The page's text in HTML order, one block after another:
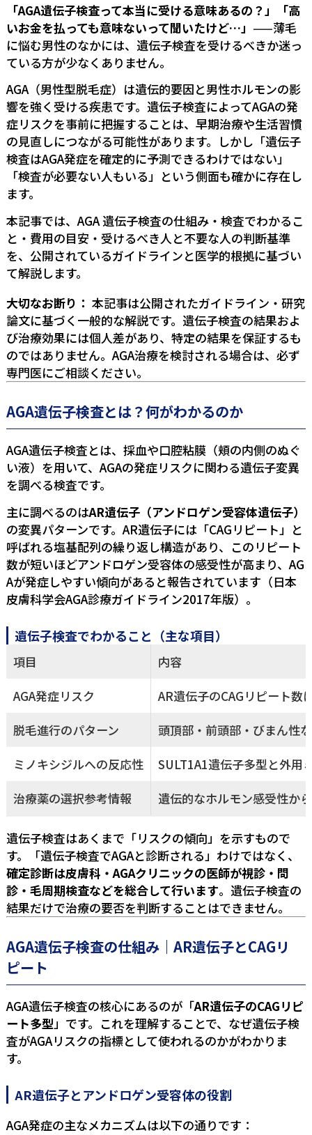
「AGA遺伝子検査って本当に受ける意味あるの？」「高
いお金を払っても意味ないって聞いたけど…」 ——薄毛
に悩む男性のなかには、遺伝子検査を受けるべきか迷っ
ている方が少なくありません。
AGA（男性型脱毛症）は遺伝的要因と男性ホルモンの影
響を強く受ける疾患です。遺伝子検査によってAGAの発
症リスクを事前に把握することは、早期治療や生活習慣
の見直しにつながる可能性があります。しかし「遺伝子
検査はAGA発症を確定的に予測できるわけではない」
「検査が必要ない人もいる」という側面も確かに存在し
ます。
本記事では、AGA 遺伝子検査の仕組み・検査でわかるこ
と・費用の目安・受けるべき人と不要な人の判断基準
を、公開されているガイドラインと医学的根拠に基づい
て解説します。
大切なお断り： 本記事は公開されたガイドライン・研究
論文に基づく一般的な解説です。遺伝子検査の結果およ
び治療効果には個人差があり、特定の結果を保証するも
のではありません。AGA治療を検討される場合は、必ず
専門医にご相談ください。
AGA遺伝子検査とは？何がわかるのか
AGA遺伝子検査とは、採血や口腔粘膜（頬の内側のぬぐ
い液）を用いて、AGAの発症リスクに関わる遺伝子変異
を調べる検査です。
主に調べるのはAR遺伝子（アンドロゲン受容体遺伝子）
の変異パターンです。AR遺伝子には「CAGリピート」と
呼ばれる塩基配列の繰り返し構造があり、このリピート
数が短いほどアンドロゲン受容体の感受性が高まり、AG
Aが発症しやすい傾向があると報告されています（日本
皮膚科学会AGA診療ガイドライン2017年版）。
遺伝子検査でわかること（主な項目）
項目
内容
AGA発症リスク
AR遺伝子のCAGリピート数
脱毛進行のパターン
頭頂部・前頭部・びまん性
ミノキシジルへの反応性
SULT1A1遺伝子多型と外用
治療薬の選択参考情報
遺伝的なホルモン感受性か
遺伝子検査はあくまで「リスクの傾向」を示すもので
す。「遺伝子検査でAGAと診断される」わけではなく、
確定診断は皮膚科・AGAクリニックの医師が視診・問
診・毛周期検査などを総合して行います。遺伝子検査の
結果だけで治療の要否を判断することはできません。
AGA遺伝子検査の仕組み｜AR遺伝子とCAGリ
ピート
AGA遺伝子検査の核心にあるのが「AR遺伝子のCAGリピ
ート多型」です。これを理解することで、なぜ遺伝子検
査がAGAリスクの指標として使われるのかがわかりま
す。
AR遺伝子とアンドロゲン受容体の役割
AGA発症の主なメカニズムは以下の通りです：